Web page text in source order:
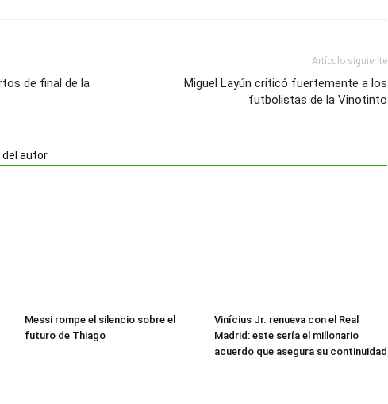
de final de la
Artículo siguiente
Miguel Layún criticó fuertemente a los
futbolistas de la Vinotinto
del autor
Messi rompe el silencio sobre el
futuro de Thiago
Vinícius Jr. renueva con el Real
Madrid: este sería el millonario
acuerdo que asegura su continuidad